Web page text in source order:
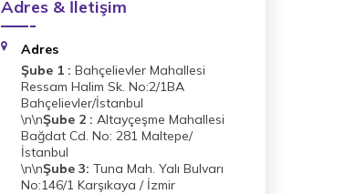
Adres & İletişim
Adres
Şube 1 : Bahçelievler Mahallesi
Ressam Halim Sk. No:2/1BA
Bahçelievler/İstanbul
\n\nŞube 2 : Altayçeşme Mahallesi
Bağdat Cd. No: 281 Maltepe/
İstanbul
\n\nŞube 3: Tuna Mah. Yalı Bulvarı
No:146/1 Karşıkaya / İzmir